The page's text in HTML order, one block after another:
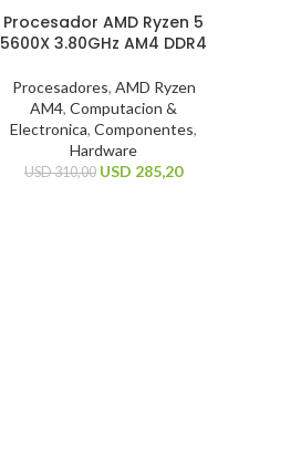
Procesador AMD Ryzen 5
5600X 3.80GHz AM4 DDR4
Procesadores, AMD Ryzen
AM4, Computacion &
Electronica, Componentes,
Hardware
USD310,00 USD 285,20